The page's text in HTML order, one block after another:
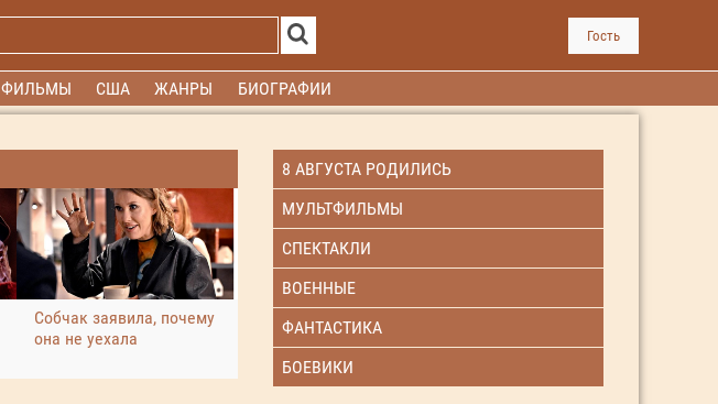
Гость
ФИЛЬМЫ США ЖАНРЫ БИОГРАФИИ
Собчак заявила, почему
она не уехала
8 АВГУСТА РОДИЛИСЬ
МУЛЬТФИЛЬМЫ
СПЕКТАКЛИ
ВОЕННЫЕ
ФАНТАСТИКА
БОЕВИКИ